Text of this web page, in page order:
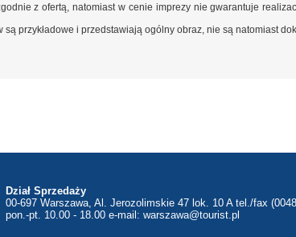
z ofertą, natomiast w cenie imprezy nie gwarantuje
przykładowe i przedstawiają ogólny obraz, nie są natomiast
Dział Sprzedaży
00-697 Warszawa, Al. Jerozolimskie 47 lok. 10 A tel./fax
pon.-pt. 10.00 - 18.00 e-mail: warszawa@tourist.pl